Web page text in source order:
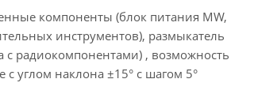
компоненты (блок питания MW,
инструментов), размыкатель
с радиокомпонентами) , возможность
углом наклона ±15° с шагом 5°